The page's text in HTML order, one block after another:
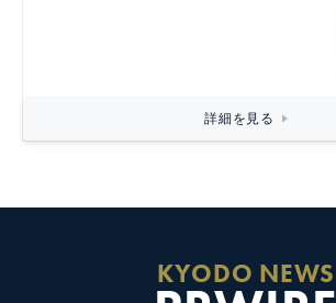
詳細を見る
KYODO NEWS